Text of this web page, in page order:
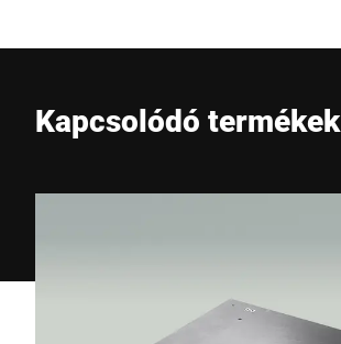
E-Mail *
Telefon *
Kapcsolódó termékek